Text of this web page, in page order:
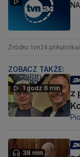
Źródło: tvn24.pl
ZOBACZ TAKŻE:
1 godz 6 min
z
38 min